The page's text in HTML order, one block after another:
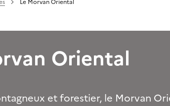
Le Morvan Oriental
Oriental
et forestier, le Morvan